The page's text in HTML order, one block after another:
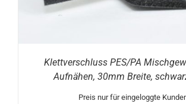
Klettverschluss PES/PA
Aufnähen, 30mm Breite,
Preis nur für eingeloggte